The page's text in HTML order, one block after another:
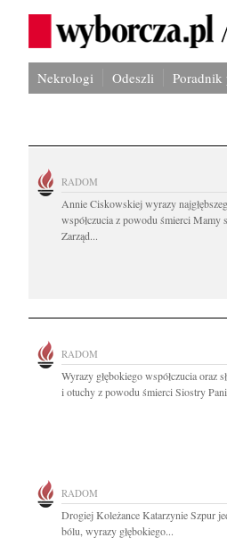
Nekrologi Odeszli Poradnik
RADOM
Annie Ciskowskiej wyrazy
współczucia z powodu śmierci Mamy
Zarząd...
RADOM
Wyrazy głębokiego współczucia oraz
i otuchy z powodu śmierci Siostry
RADOM
Drogiej Koleżance Katarzynie Szpur
bólu, wyrazy głębokiego...